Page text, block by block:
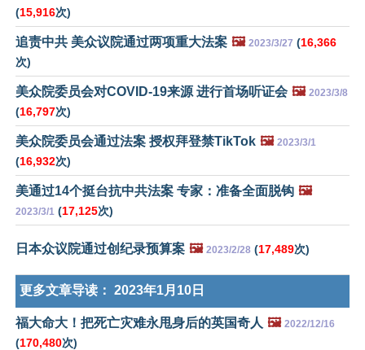
(15,916次)
追责中共 美众议院通过两项重大法案 🖼️ 2023/3/27 (16,366
次)
美众院委员会对COVID-19来源 进行首场听证会 🖼️ 2023/3/8
(16,797次)
美众院委员会通过法案 授权拜登禁TikTok 🖼️ 2023/3/1
(16,932次)
美通过14个挺台抗中共法案 专家：准备全面脱钩 🖼️
2023/3/1 (17,125次)
日本众议院通过创纪录预算案 🖼️ 2023/2/28 (17,489次)
更多文章导读： 2023年1月10日
福大命大！把死亡灾难永甩身后的英国奇人 🖼️ 2022/12/16
(170,480次)